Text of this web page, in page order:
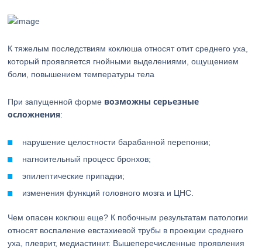
К тяжелым последствиям коклюша относят отит среднего уха,
который проявляется гнойными выделениями, ощущением
боли, повышением температуры тела
При запущенной форме возможны серьезные
осложнения:
нарушение целостности барабанной перепонки;
нагноительный процесс бронхов;
эпилептические припадки;
изменения функций головного мозга и ЦНС.
Чем опасен коклюш еще? К побочным результатам патологии
относят воспаление евстахиевой трубы в проекции среднего
уха, плеврит, медиастинит. Вышеперечисленные проявления